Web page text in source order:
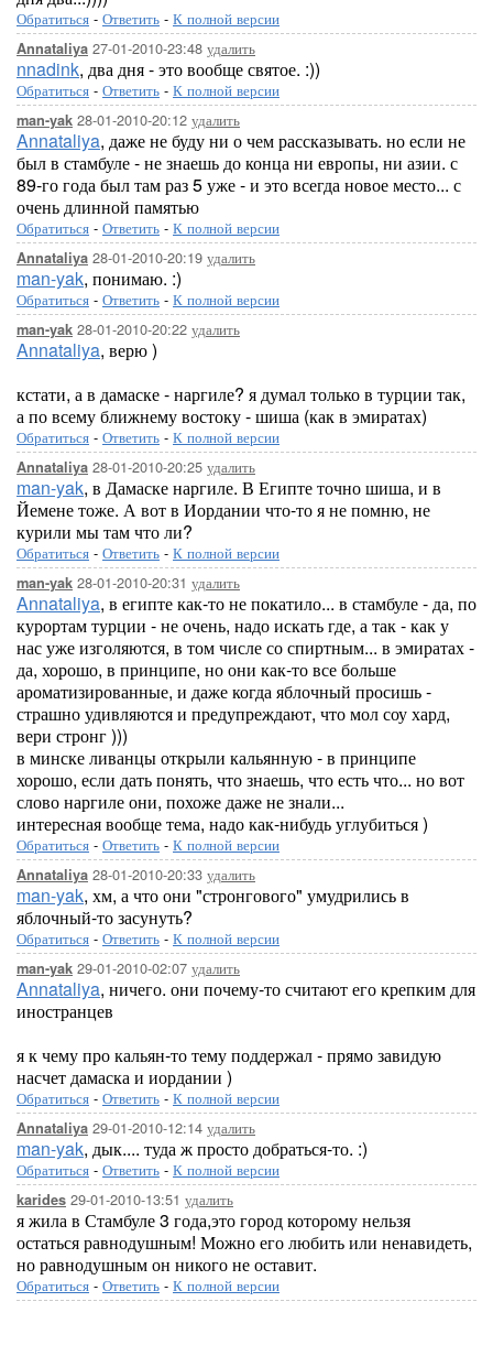
Обратиться - Ответить - К полной версии
Annataliya 27-01-2010-23:48 удалить
nnadink, два дня - это вообще святое. :))
Обратиться - Ответить - К полной версии
man-yak 28-01-2010-20:12 удалить
Annataliya, даже не буду ни о чем рассказывать. но если не
был в стамбуле - не знаешь до конца ни европы, ни азии. с
89-го года был там раз 5 уже - и это всегда новое место... с
очень длинной памятью
Обратиться - Ответить - К полной версии
Annataliya 28-01-2010-20:19 удалить
man-yak, понимаю. :)
Обратиться - Ответить - К полной версии
man-yak 28-01-2010-20:22 удалить
Annataliya, верю )
кстати, а в дамаске - наргиле? я думал только в турции так,
а по всему ближнему востоку - шиша (как в эмиратах)
Обратиться - Ответить - К полной версии
Annataliya 28-01-2010-20:25 удалить
man-yak, в Дамаске наргиле. В Египте точно шиша, и в
Йемене тоже. А вот в Иордании что-то я не помню, не
курили мы там что ли?
Обратиться - Ответить - К полной версии
man-yak 28-01-2010-20:31 удалить
Annataliya, в египте как-то не покатило... в стамбуле - да, по
курортам турции - не очень, надо искать где, а так - как у
нас уже изголяются, в том числе со спиртным... в эмиратах -
да, хорошо, в принципе, но они как-то все больше
ароматизированные, и даже когда яблочный просишь -
страшно удивляются и предупреждают, что мол соу хард,
вери стронг )))
в минске ливанцы открыли кальянную - в принципе
хорошо, если дать понять, что знаешь, что есть что... но вот
слово наргиле они, похоже даже не знали...
интересная вообще тема, надо как-нибудь углубиться )
Обратиться - Ответить - К полной версии
Annataliya 28-01-2010-20:33 удалить
man-yak, хм, а что они "стронгового" умудрились в
яблочный-то засунуть?
Обратиться - Ответить - К полной версии
man-yak 29-01-2010-02:07 удалить
Annataliya, ничего. они почему-то считают его крепким для
иностранцев
я к чему про кальян-то тему поддержал - прямо завидую
насчет дамаска и иордании )
Обратиться - Ответить - К полной версии
Annataliya 29-01-2010-12:14 удалить
man-yak, дык.... туда ж просто добраться-то. :)
Обратиться - Ответить - К полной версии
karides 29-01-2010-13:51 удалить
я жила в Стамбуле 3 года,это город которому нельзя
остаться равнодушным! Можно его любить или ненавидеть,
но равнодушным он никого не оставит.
Обратиться - Ответить - К полной версии